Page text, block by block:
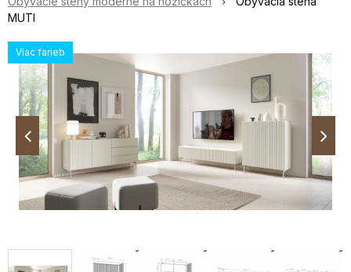
MUTI
Viac farieb